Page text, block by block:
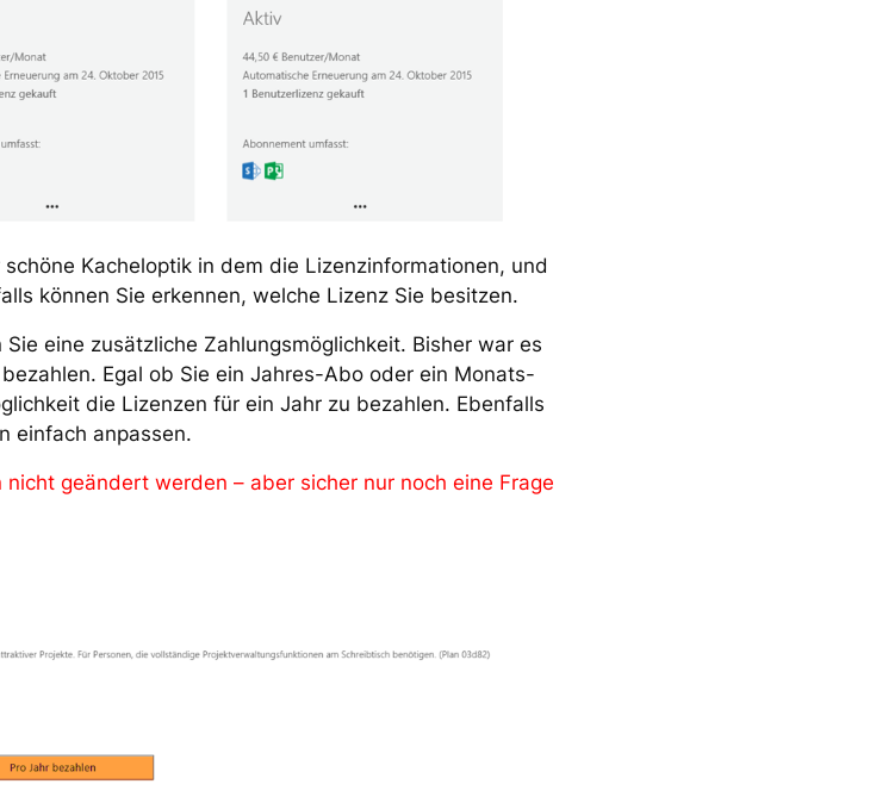
Kacheloptik in dem die Lizenzinformationen, und
können Sie erkennen, welche Lizenz Sie besitzen.
eine zusätzliche Zahlungsmöglichkeit. Bisher war es
Egal ob Sie ein Jahres-Abo oder ein Monats-
die Lizenzen für ein Jahr zu bezahlen. Ebenfalls
einfach anpassen.
geändert werden – aber sicher nur noch eine Frage